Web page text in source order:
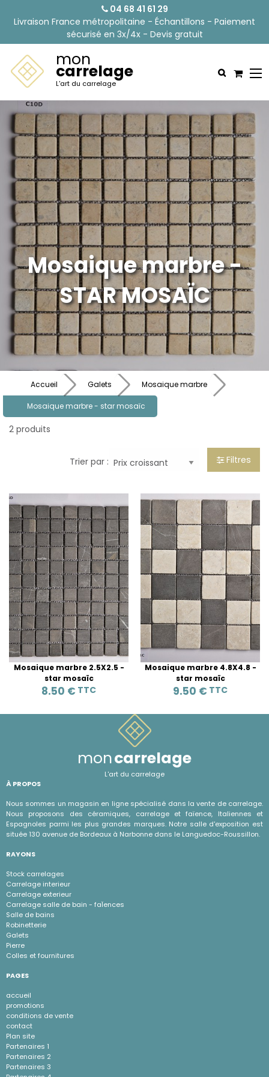
04 68 41 61 29
Livraison France métropolitaine - Échantillons - Paiement
sécurisé en 3x/4x - Devis gratuit
mon
carrelage
L'art du carrelage
Mosaique marbre -
STAR MOSAÏC
Accueil Galets Mosaique marbre
Mosaique marbre - star mosaïc
2 produits
Trier par : Filtres
Mosaique marbre 2.5X2.5 -
star mosaïc
8.50 € TTC
Mosaique marbre 4.8X4.8 -
star mosaïc
9.50 € TTC
moncarrelage
L'art du carrelage
À PROPOS
Nous sommes un magasin en ligne spécialisé dans la vente de carrelage.
Nous proposons des céramiques, carrelage et faïence, Italiennes et
Espagnoles parmi les plus grandes marques. Notre salle d'exposition est
située 130 avenue de Bordeaux à Narbonne dans le Languedoc-Roussillon.
RAYONS
Stock carrelages
Carrelage interieur
Carrelage exterieur
Carrelage salle de bain - faÏences
Salle de bains
Robinetterie
Galets
Pierre
Colles et fournitures
PAGES
accueil
promotions
conditions de vente
contact
Plan site
Partenaires 1
Partenaires 2
Partenaires 3